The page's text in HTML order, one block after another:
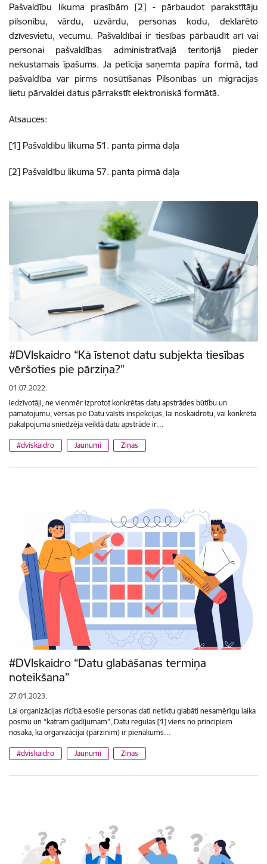
Pašvaldību likuma prasībām [2] - pārbaudot parakstītāju
pilsonību, vārdu, uzvārdu, personas kodu, deklarēto
dzīvesvietu, vecumu. Pašvaldībai ir tiesības pārbaudīt arī vai
personai pašvaldības administratīvajā teritorijā pieder
nekustamais īpašums. Ja petīcija saņemta papīra formā, tad
pašvaldība var pirms nosūtīšanas Pilsonības un migrācijas
lietu pārvaldei datus pārrakstīt elektroniskā formātā.
Atsauces:
[1] Pašvaldību likuma 51. panta pirmā daļa
[2] Pašvaldību likuma 57. panta pirmā daļa
#DVIskaidro “Kā īstenot datu subjekta tiesības
vēršoties pie pārziņa?”
01.07.2022.
Iedzīvotāji, ne vienmēr izprotot konkrētas datu apstrādes būtību un
pamatojumu, vēršas pie Datu valsts inspekcijas, lai noskaidrotu, vai konkrēta
pakalpojuma sniedzēja veiktā datu apstrāde ir…
#dviskaidro Jaunumi Ziņas
#DVIskaidro “Datu glabāšanas termiņa
noteikšana”
27.01.2023.
Lai organizācijas rīcībā esošie personas dati netiktu glabāti nesamērīgu laika
posmu un “katram gadījumam”, Datu regulas [1] viens no principiem
nosaka, ka organizācijai (pārzinim) ir pienākums…
#dviskaidro Jaunumi Ziņas